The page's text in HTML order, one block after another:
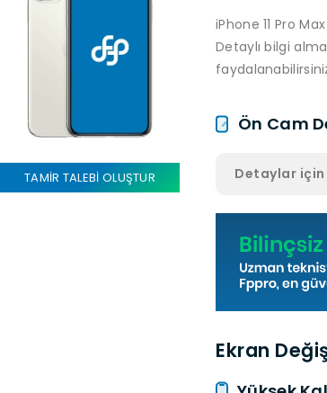
TAMİR TALEBİ OLUŞTUR
iPhone 11 Pro
Detaylı bilgi
Ön Cam
Detaylar için
Ekran